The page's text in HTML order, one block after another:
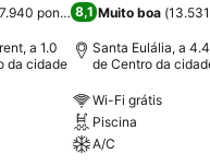
pontuações)
a 1.0
da cidade
8,1 Muito boa (
Santa Eulália, a
de Centro da
Wi-Fi grátis
Piscina
A/C